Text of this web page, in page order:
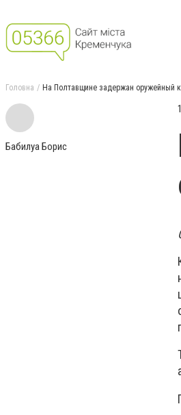
Головна На Полтавщине задержан оружейный
Бабилуа Борис